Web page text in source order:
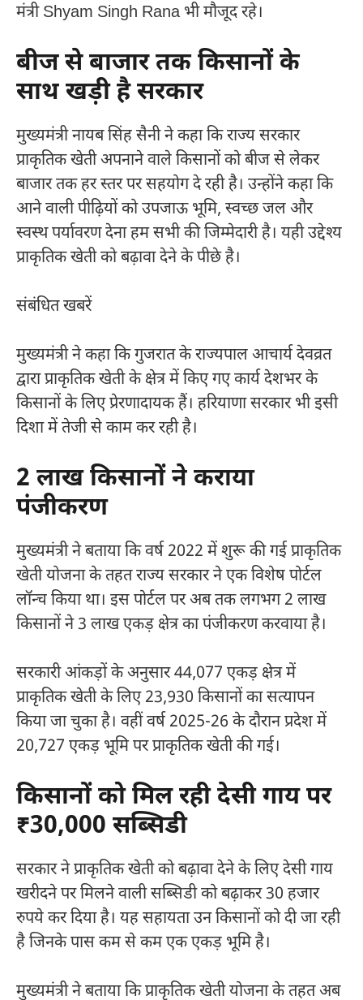
मंत्रीShyam Singh Rana भी मौजूद रहे।
बीज से बाजार तक किसानों के
साथ खड़ी है सरकार
मुख्यमंत्री नायब सिंह सैनी ने कहा कि राज्य सरकार
प्राकृतिक खेती अपनाने वाले किसानों को बीज से लेकर
बाजार तक हर स्तर पर सहयोग दे रही है। उन्होंने कहा कि
आने वाली पीढ़ियों को उपजाऊ भूमि, स्वच्छ जल और
स्वस्थ पर्यावरण देना हम सभी की जिम्मेदारी है। यही उद्देश्य
प्राकृतिक खेती को बढ़ावा देने के पीछे है।
संबंधित खबरें
मुख्यमंत्री ने कहा कि गुजरात के राज्यपाल आचार्य देवव्रत
द्वारा प्राकृतिक खेती के क्षेत्र में किए गए कार्य देशभर के
किसानों के लिए प्रेरणादायक हैं। हरियाणा सरकार भी इसी
दिशा में तेजी से काम कर रही है।
2 लाख किसानों ने कराया
पंजीकरण
मुख्यमंत्री ने बताया कि वर्ष 2022 में शुरू की गई प्राकृतिक
खेती योजना के तहत राज्य सरकार ने एक विशेष पोर्टल
लॉन्च किया था। इस पोर्टल पर अब तक लगभग 2 लाख
किसानों ने 3 लाख एकड़ क्षेत्र का पंजीकरण करवाया है।
सरकारी आंकड़ों के अनुसार 44,077 एकड़ क्षेत्र में
प्राकृतिक खेती के लिए 23,930 किसानों का सत्यापन
किया जा चुका है। वहीं वर्ष 2025-26 के दौरान प्रदेश में
20,727 एकड़ भूमि पर प्राकृतिक खेती की गई।
किसानों को मिल रही देसी गाय पर
₹30,000 सब्सिडी
सरकार ने प्राकृतिक खेती को बढ़ावा देने के लिए देसी गाय
खरीदने पर मिलने वाली सब्सिडी को बढ़ाकर 30 हजार
रुपये कर दिया है। यह सहायता उन किसानों को दी जा रही
है जिनके पास कम से कम एक एकड़ भूमि है।
मुख्यमंत्री ने बताया कि प्राकृतिक खेती योजना के तहत अब